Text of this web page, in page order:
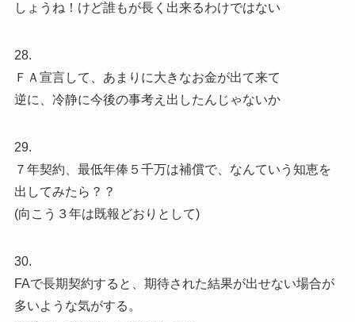
しょうね！けど誰もが長く出来るわけではない
28.
ＦＡ宣言して、あまりに大きなお金が出て来て
逆に、冷静に今後の事考え出したんじゃないか
29.
７年契約、最低年俸５千万は補償で、なんていう知恵を
出してみたら？？
(向こう３年は既報どおりとして)
30.
FAで長期契約すると、期待された結果が出せない場合が
多いような気がする。